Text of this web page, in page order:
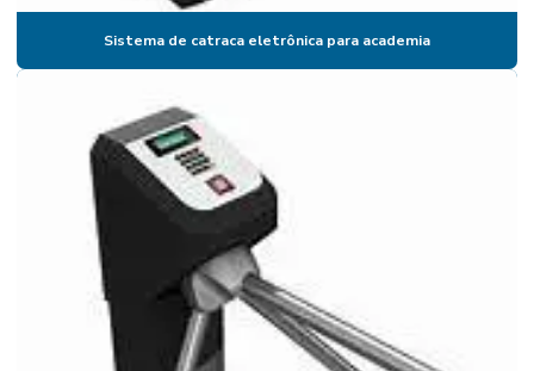
Catraca de acesso valor
Catraca com biometria
Catraca com biometria preço
Catraca biométrica
Catraca biométrica para academia
Catraca biométrica control id
Catraca biométrica henry
Sistema de catraca eletrônica para academia